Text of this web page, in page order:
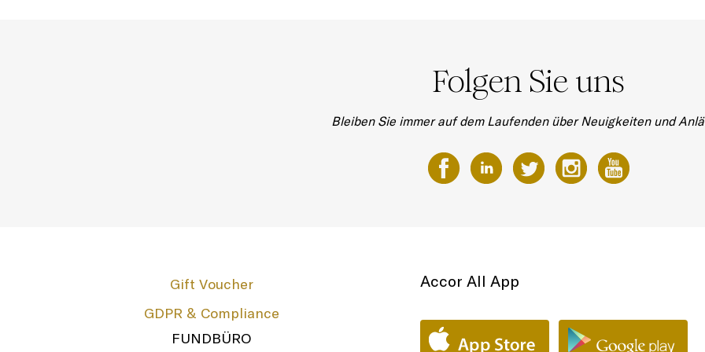
Folgen Sie uns
Bleiben Sie immer auf dem Laufenden über Neuigkeiten und
Gift Voucher
GDPR & Compliance
FUNDBÜRO
Accor All App